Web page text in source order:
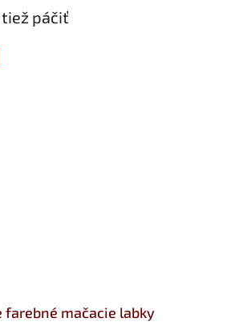
páčiť
farebné mačacie labky